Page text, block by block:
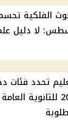
لا دليل
تحدد فئات
2026 للثانوية